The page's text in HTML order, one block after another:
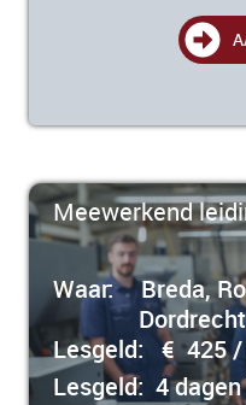
Meewerkend
Waar:
Breda,
Lesgeld: € 425 /
Lesgeld: 4